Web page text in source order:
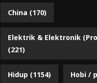
China (170)
Elektrik & Elektronik
(221)
Hidup (1154) Hobi /